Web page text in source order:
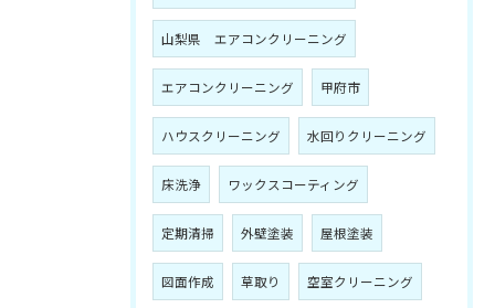
山梨県 エアコンクリーニング
エアコンクリーニング 甲府市
ハウスクリーニング 水回りクリーニング
床洗浄 ワックスコーティング
定期清掃 外壁塗装 屋根塗装
図面作成 草取り 空室クリーニング